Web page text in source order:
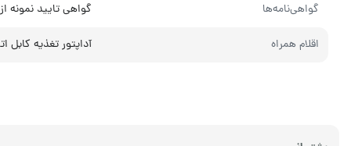
گواهی‌نامه‌ها گواهی تایید نمونه
اقلام همراه آداپتور تغذیه کابل اترنت2کابل تلفنیک اسپلیتردفترچه